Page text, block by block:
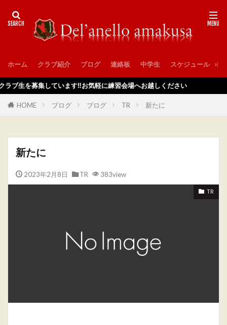
ホーム クラブ紹介 ブログ 連絡板 中学生 スケジュール
募集しています‼️お気軽に練習会場へお越しください
HOME ブログ ブログ TR 新たに
新たに
2023年2月8日 TR 383view
TR